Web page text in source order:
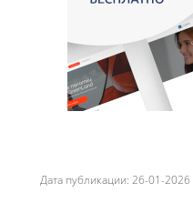
Дата публикации: 26-01-